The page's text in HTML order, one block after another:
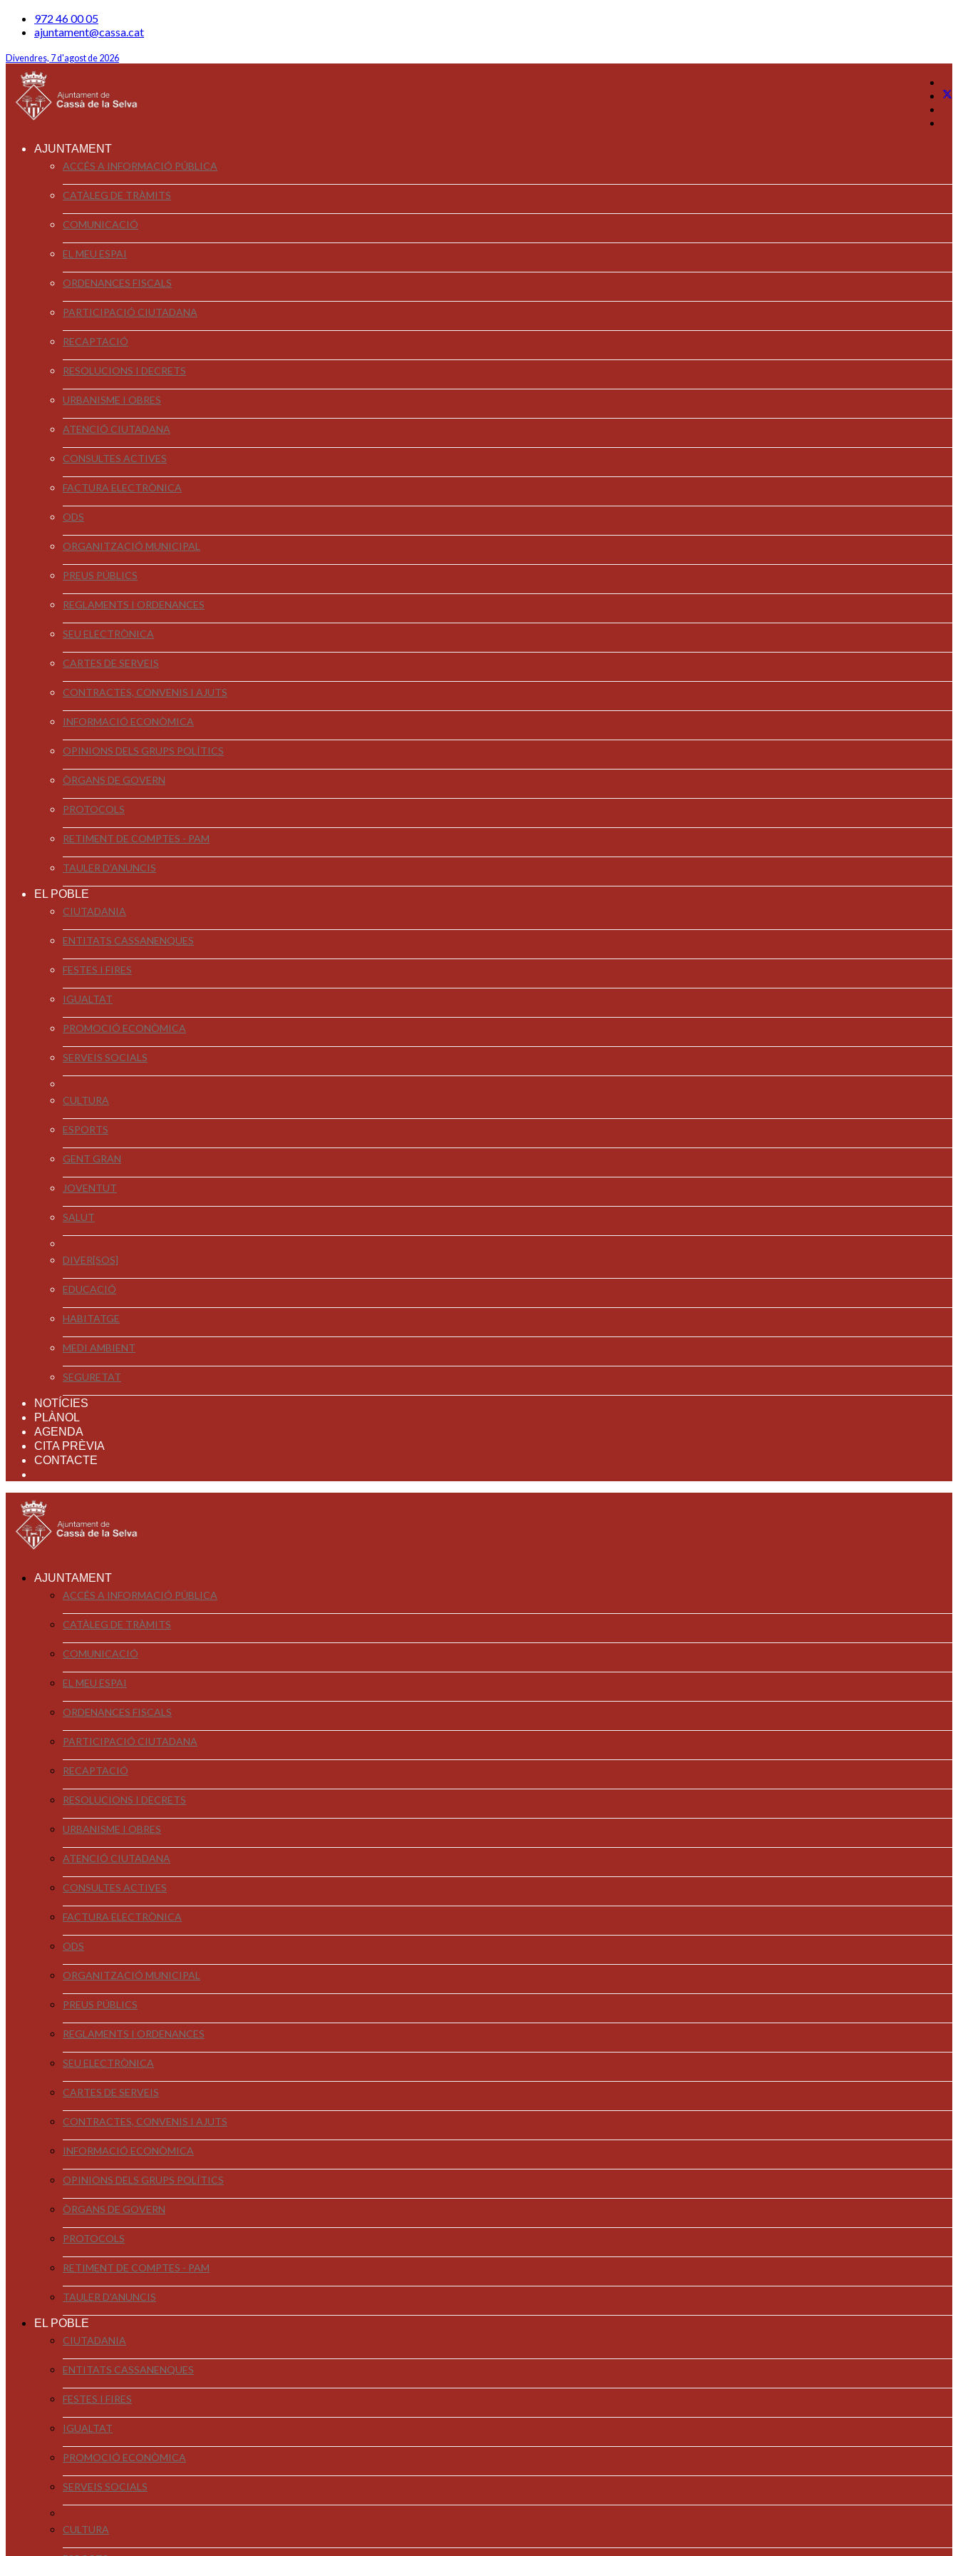
972 46 00 05
ajuntament@cassa.cat
Divendres, 7 d'agost de 2026
AJUNTAMENT
ACCÉS A INFORMACIÓ PÚBLICA
CATÀLEG DE TRÀMITS
COMUNICACIÓ
EL MEU ESPAI
ORDENANCES FISCALS
PARTICIPACIÓ CIUTADANA
RECAPTACIÓ
RESOLUCIONS I DECRETS
URBANISME I OBRES
ATENCIÓ CIUTADANA
CONSULTES ACTIVES
FACTURA ELECTRÒNICA
ODS
ORGANITZACIÓ MUNICIPAL
PREUS PÚBLICS
REGLAMENTS I ORDENANCES
SEU ELECTRÒNICA
CARTES DE SERVEIS
CONTRACTES, CONVENIS I AJUTS
INFORMACIÓ ECONÒMICA
OPINIONS DELS GRUPS POLÍTICS
ÒRGANS DE GOVERN
PROTOCOLS
RETIMENT DE COMPTES - PAM
TAULER D'ANUNCIS
EL POBLE
CIUTADANIA
ENTITATS CASSANENQUES
FESTES I FIRES
IGUALTAT
PROMOCIÓ ECONÒMICA
SERVEIS SOCIALS
CULTURA
ESPORTS
GENT GRAN
JOVENTUT
SALUT
DIVER[SOS]
EDUCACIÓ
HABITATGE
MEDI AMBIENT
SEGURETAT
NOTÍCIES
PLÀNOL
AGENDA
CITA PRÈVIA
CONTACTE
AJUNTAMENT
ACCÉS A INFORMACIÓ PÚBLICA
CATÀLEG DE TRÀMITS
COMUNICACIÓ
EL MEU ESPAI
ORDENANCES FISCALS
PARTICIPACIÓ CIUTADANA
RECAPTACIÓ
RESOLUCIONS I DECRETS
URBANISME I OBRES
ATENCIÓ CIUTADANA
CONSULTES ACTIVES
FACTURA ELECTRÒNICA
ODS
ORGANITZACIÓ MUNICIPAL
PREUS PÚBLICS
REGLAMENTS I ORDENANCES
SEU ELECTRÒNICA
CARTES DE SERVEIS
CONTRACTES, CONVENIS I AJUTS
INFORMACIÓ ECONÒMICA
OPINIONS DELS GRUPS POLÍTICS
ÒRGANS DE GOVERN
PROTOCOLS
RETIMENT DE COMPTES - PAM
TAULER D'ANUNCIS
EL POBLE
CIUTADANIA
ENTITATS CASSANENQUES
FESTES I FIRES
IGUALTAT
PROMOCIÓ ECONÒMICA
SERVEIS SOCIALS
CULTURA